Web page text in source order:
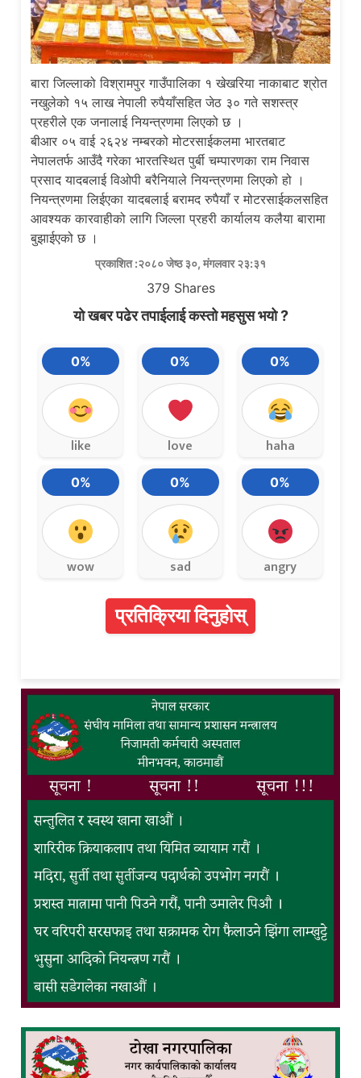
बारा जिल्लाको विश्रामपुर गाउँपालिका १ खेखरिया नाकाबाट श्रोत
नखुलेको १५ लाख नेपाली रुपैयाँसहित जेठ ३० गते सशस्त्र
प्रहरीले एक जनालाई नियन्त्रणमा लिएको छ ।
बीआर ०५ वाई २६२४ नम्बरको मोटरसाईकलमा भारतबाट
नेपालतर्फ आउँदै गरेका भारतस्थित पुर्बी चम्पारणका राम निवास
प्रसाद यादबलाई विओपी बरैनियाले नियन्त्रणमा लिएको हो ।
नियन्त्रणमा लिईएका यादबलाई बरामद रुपैयाँ र मोटरसाईकलसहित
आवश्यक कारवाहीको लागि जिल्ला प्रहरी कार्यालय कलैया बारामा
बुझाईएको छ ।
प्रकाशित :२०८० जेष्ठ ३०, मंगलवार २३:३१
379 Shares
यो खबर पढेर तपाईलाई कस्तो महसुस भयो ?
0%
like
0%
love
0%
haha
0%
wow
0%
sad
0%
angry
प्रतिक्रिया दिनुहोस्